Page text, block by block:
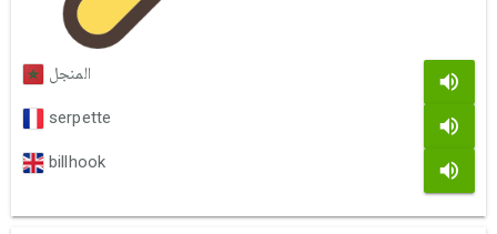
المنجل
serpette
billhook